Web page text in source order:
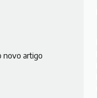
novo artigo